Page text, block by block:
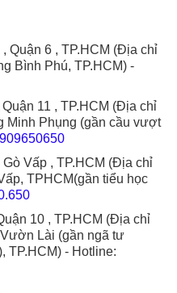
Quận 6 , TP.HCM (Địa chỉ
Bình Phú, TP.HCM) -
11 , TP.HCM (Địa chỉ
Phụng (gần cầu vượt
Vấp , TP.HCM (Địa chỉ
TPHCM(gần tiểu học
10 , TP.HCM (Địa chỉ
Lài (gần ngã tư
TP.HCM) - Hotline: